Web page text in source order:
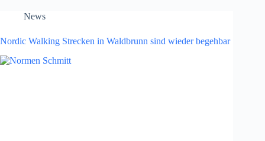
News
Nordic Walking Strecken in Waldbrunn sind wieder begehbar